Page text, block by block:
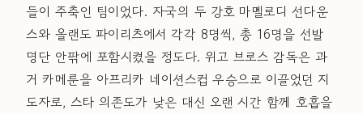
들이 주축인 팀이었다. 자국의 두 강호 마멜로디 선다운
스와 올랜도 파이리츠에서 각각 8명씩, 총 16명을 선발
명단 안팎에 포함시켰을 정도다. 위고 브로스 감독은 과
거 카메룬을 아프리카 네이션스컵 우승으로 이끌었던 지
도자로, 스타 의존도가 낮은 대신 오랜 시간 함께 호흡을